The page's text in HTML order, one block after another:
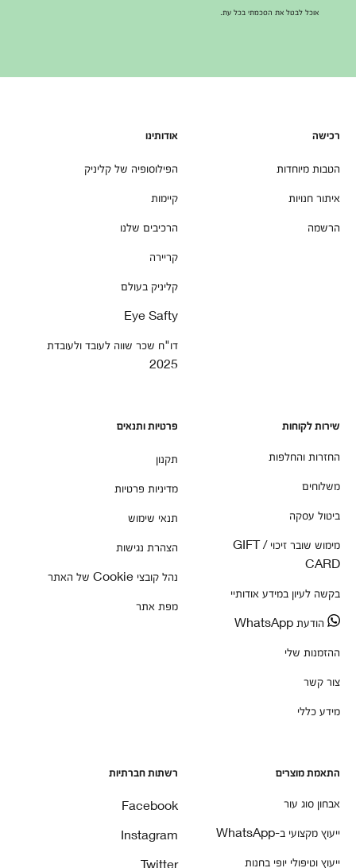
אוכל לבטל את הסכמתי בכל עת.
רכישה
הטבות מיוחדות
איתור חנויות
הרשמה
אודותינו
הפילוסופיה של קליניק
קיימות
הרכיבים שלנו
קריירה
קליניק בעולם
Eye Safty
דו"ח שכר שווה לעובד ולעובדת
2025
שירות לקוחות
החזרות והחלפות
משלוחים
ביטול עסקה
מימוש שובר זיכוי / GIFT
CARD
בקשה לעיון במידע אודותיי
הודעת WhatsApp
ההזמנות שלי
צור קשר
מידע כללי
פרטיות ותנאים
תקנון
מדיניות פרטיות
תנאי שימוש
הצהרת נגישות
נהל קובצי Cookie של האתר
מפת אתר
התאמת מוצרים
אבחון סוג עור
ייעוץ מקצועי ב-WhatsApp
ייעוץ וטיפולי יופי בחנות
רשתות חברתיות
Facebook
Instagram
Twitter